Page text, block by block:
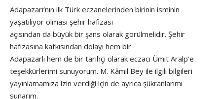
Adapazarı’nın ilk Türk eczanelerinden birinin isminin
yaşatılıyor olması şehir hafızası
açısından da büyük bir şans olarak görülmelidir. Şehir
hafızasına katkısından dolayı hem bir
Adapazarlı hem de bir tarihçi olarak eczacı Ümit Aralp’e
teşekkürlerimi sunuyorum. M. Kâmil Bey ile ilgili bilgileri
yayınlamamıza izin verdiği için de ayrıca şükranlarımı
sunarım.